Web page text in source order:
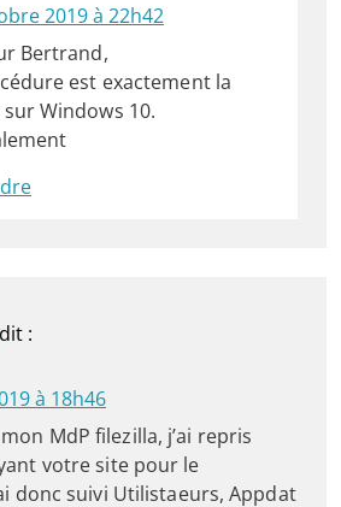
2019 à 22h42
Bertrand,
est exactement la
Windows 10.
dit :
à 18h46
MdP filezilla, j’ai repris
votre site pour le
donc suivi Utilistaeurs, Appdat